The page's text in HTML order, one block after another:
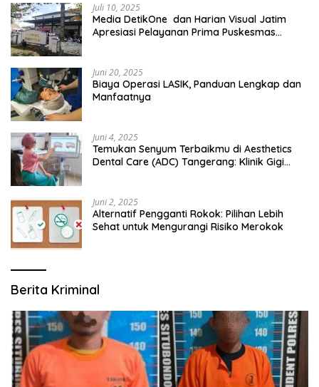
Juli 10, 2025
Media DetikOne dan Harian Visual Jatim
Apresiasi Pelayanan Prima Puskesmas
Juni 20, 2025
Biaya Operasi LASIK, Panduan Lengkap dan
Manfaatnya
Juni 4, 2025
Temukan Senyum Terbaikmu di Aesthetics
Dental Care (ADC) Tangerang: Klinik Gigi
Juni 2, 2025
Alternatif Pengganti Rokok: Pilihan Lebih
Sehat untuk Mengurangi Risiko Merokok
Berita Kriminal